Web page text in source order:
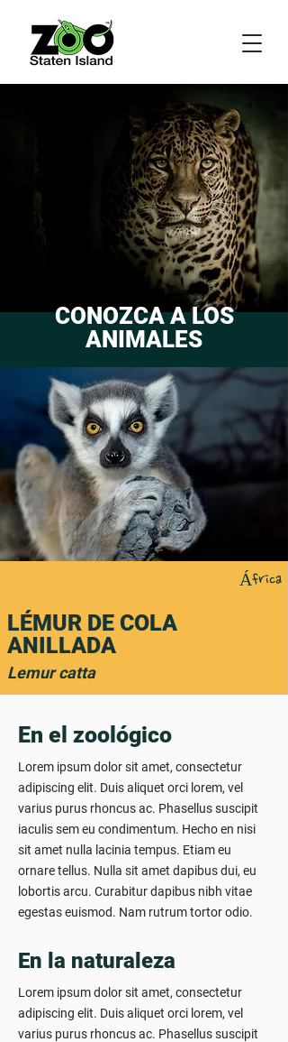
CONOZCA A LOS
ANIMALES
África
LÉMUR DE COLA
ANILLADA
Lemur catta
En el zoológico
Lorem ipsum dolor sit amet, consectetur
adipiscing elit. Duis aliquet orci lorem, vel
varius purus rhoncus ac. Phasellus suscipit
iaculis sem eu condimentum. Hecho en nisi
sit amet nulla lacinia tempus. Etiam eu
ornare tellus. Nulla sit amet dapibus dui, eu
lobortis arcu. Curabitur dapibus nibh vitae
egestas euismod. Nam rutrum tortor odio.
En la naturaleza
Lorem ipsum dolor sit amet, consectetur
adipiscing elit. Duis aliquet orci lorem, vel
varius purus rhoncus ac. Phasellus suscipit